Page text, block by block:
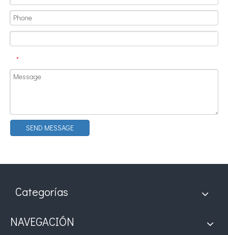
El sistema de recubrimiento de pulverización ultrasónica es una
*
SEND MESSAGE
Categorías
NAVEGACIÓN